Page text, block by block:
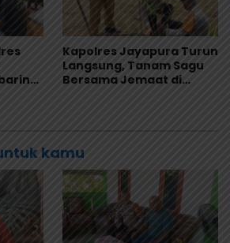
Kapolres Jayapura Turun
Langsung, Tanam Sagu
Bersama Jemaat di
kamu